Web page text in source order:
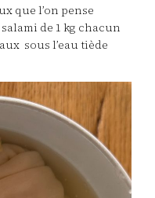
que l’on pense
de 1 kg chacun
sous l’eau tiède